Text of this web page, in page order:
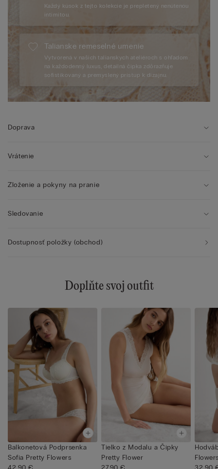
Každý kúsok z tejto kolekcie je prepletený nenútenou
intimitou.
Talianske remeselné umenie
Vytvorená v našich talianskych ateliéroch s ohľadom
na každodenný luxus, detailná čipka zdôrazňuje
sofistikovaný a premyslený prístup k dizajnu.
Doprava
Vrátenie
Zloženie a pokyny na pranie
Sledovanie
Dostupnosť položky (obchod)
Doplňte svoj outfit
Balkonetová Podprsenka
Sofia Pretty Flowers
Tielko z Modalu a Čipky
Pretty Flower